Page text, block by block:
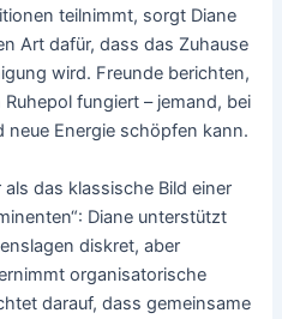
teilnimmt, sorgt Diane
Art dafür, dass das Zuhause
wird. Freunde berichten,
fungiert – jemand, bei
Energie schöpfen kann.
das klassische Bild einer
Diane unterstützt
diskret, aber
organisatorische
darauf, dass gemeinsame